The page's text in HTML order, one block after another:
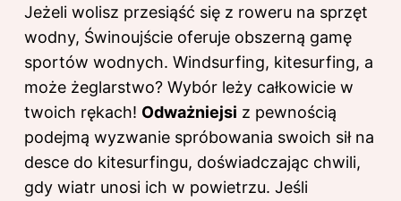
Jeżeli wolisz przesiąść się z roweru na sprzęt
wodny, Świnoujście oferuje obszerną gamę
sportów wodnych. Windsurfing, kitesurfing, a
może żeglarstwo? Wybór leży całkowicie w
twoich rękach! Odważniejsi z pewnością
podejmą wyzwanie spróbowania swoich sił na
desce do kitesurfingu, doświadczając chwili,
gdy wiatr unosi ich w powietrzu. Jeśli